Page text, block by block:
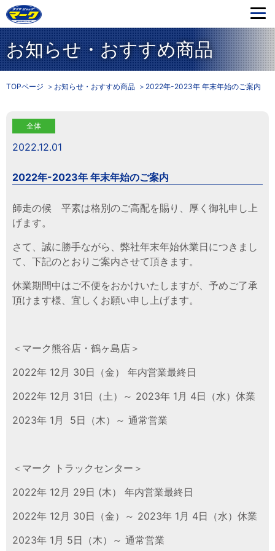
お知らせ・おすすめ商品
TOPページ お知らせ・おすすめ商品 2022年-2023年 年末年始のご案内
全体
2022.12.01
2022年-2023年 年末年始のご案内
師走の候 平素は格別のご高配を賜り、厚く御礼申し上
げます。
さて、誠に勝手ながら、弊社年末年始休業日につきまし
て、下記のとおりご案内させて頂きます。
休業期間中はご不便をおかけいたしますが、予めご了承
頂けます様、宜しくお願い申し上げます。
＜マーク熊谷店・鶴ヶ島店＞
2022年 12月 30日（金） 年内営業最終日
2022年 12月 31日（土）～ 2023年 1月 4日（水）休業
2023年 1月 5日（木）～ 通常営業
＜マーク トラックセンター＞
2022年 12月 29日 (木） 年内営業最終日
2022年 12月 30日（金）～ 2023年 1月 4日（水）休業
2023年 1月 5日（木）～ 通常営業